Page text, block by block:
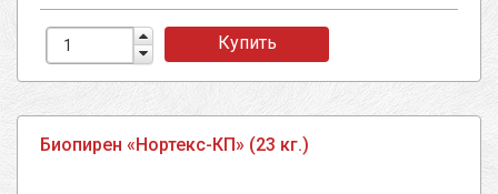
Купить
Биопирен «Нортекс-КП» (23 кг.)